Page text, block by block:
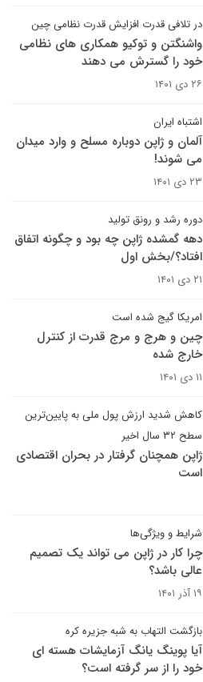
در تلافی قدرت افزایش قدرت نظامی چین
واشنگتن و توکیو همکاری های نظامی
خود را گسترش می دهند
۲۶ دی ۱۴۰۱
اشتباه ایران
آلمان و ژاپن دوباره مسلح و وارد میدان
می شوند!
۲۳ دی ۱۴۰۱
دوره رشد و رونق تولید
دهه گمشده ژاپن چه بود و چگونه اتفاق
افتاد؟/بخش اول
۲۱ دی ۱۴۰۱
امریکا گیج شده است
چین و هرج و مرج قدرت از کنترل
خارج شده
۱۱ دی ۱۴۰۱
کاهش شدید ارزش پول ملی به پایین‌ترین
سطح ۳۲ سال اخیر
ژاپن همچنان گرفتار در بحران اقتصادی
است
شرایط و ویژگی‌ها
چرا کار در ژاپن می تواند یک تصمیم
عالی باشد؟
۱۹ آذر ۱۴۰۱
بازگشت التهاب به شبه جزیره کره
آیا پوینگ یانگ آزمایشات هسته ای
خود را از سر گرفته است؟